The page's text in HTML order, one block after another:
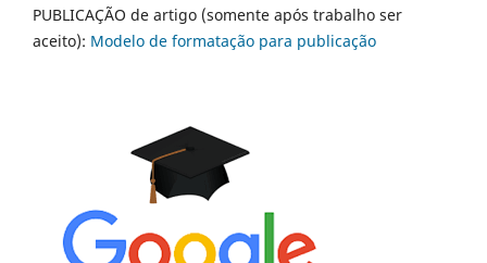
PUBLICAÇÃO de artigo (somente após trabalho ser
aceito): Modelo de formatação para publicação